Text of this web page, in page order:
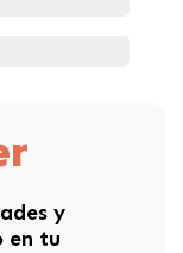
y
en tu